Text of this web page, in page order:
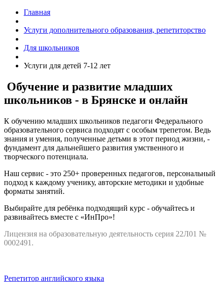
Главная
Услуги дополнительного образования, репетиторство
Для школьников
Услуги для детей 7-12 лет
Обучение и развитие младших
школьников - в Брянске и онлайн
К обучению младших школьников педагоги Федерального
образовательного сервиса подходят с особым трепетом. Ведь
знания и умения, полученные детьми в этот период жизни, -
фундамент для дальнейшего развития умственного и
творческого потенциала.
Наш сервис - это 250+ проверенных педагогов, персональный
подход к каждому ученику, авторские методики и удобные
форматы занятий.
Выбирайте для ребёнка подходящий курс - обучайтесь и
развивайтесь вместе с «ИнПро»!
Лицензия на образовательную деятельность серия 22Л01 №
0002491.
Репетитор английского языка